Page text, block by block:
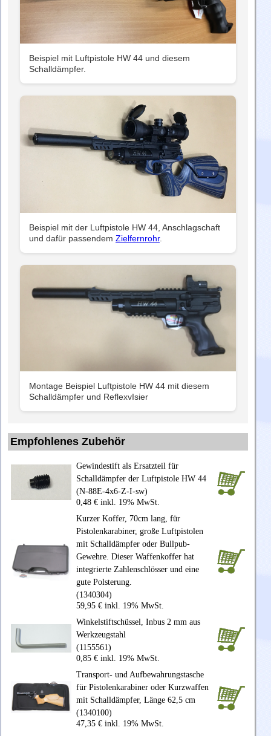
Beispiel mit Luftpistole HW 44 und diesem
Schalldämpfer.
Beispiel mit der Luftpistole HW 44, Anschlagschaft
und dafür passendem Zielfernrohr.
Montage Beispiel Luftpistole HW 44 mit diesem
Schalldämpfer und ReflexvIsier
Empfohlenes Zubehör
Gewindestift als Ersatzteil für
Schalldämpfer der Luftpistole HW 44
(N-88E-4x6-Z-I-sw)
0,48 € inkl. 19% MwSt.
Kurzer Koffer, 70cm lang, für
Pistolenkarabiner, große Luftpistolen
mit Schalldämpfer oder Bullpub-
Gewehre. Dieser Waffenkoffer hat
integrierte Zahlenschlösser und eine
gute Polsterung.
(1340304)
59,95 € inkl. 19% MwSt.
Winkelstiftschüssel, Inbus 2 mm aus
Werkzeugstahl
(1155561)
0,85 € inkl. 19% MwSt.
Transport- und Aufbewahrungstasche
für Pistolenkarabiner oder Kurzwaffen
mit Schalldämpfer, Länge 62,5 cm
(1340100)
47,35 € inkl. 19% MwSt.